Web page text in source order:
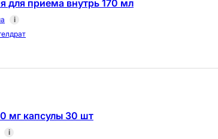
для приема внутрь 170 мл
i
мг капсулы 30 шт
i